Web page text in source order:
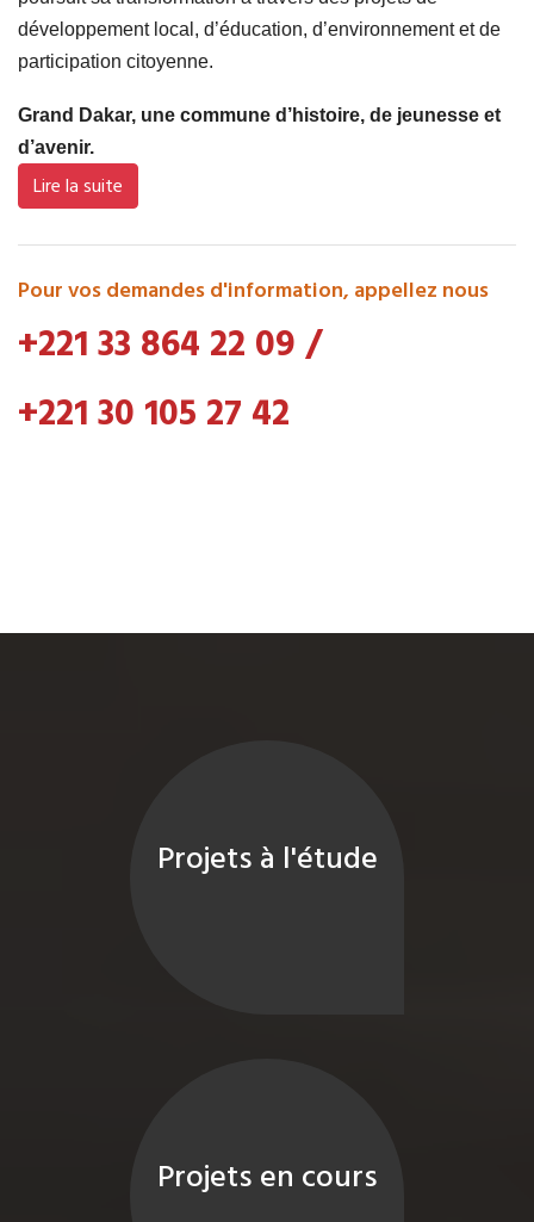
développement local, d’éducation, d’environnement et de
participation citoyenne.
Grand Dakar, une commune d’histoire, de jeunesse et
d’avenir.
Lire la suite
Pour vos demandes d'information, appellez nous
+221 33 864 22 09/
+221 30 105 27 42
Projets à l'étude
Projets en cours